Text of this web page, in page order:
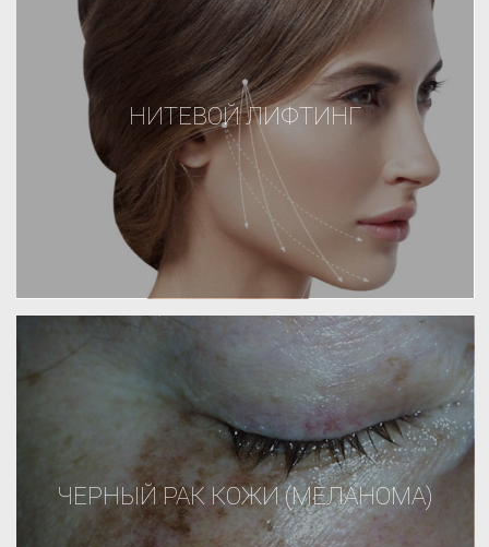
НИТЕВОЙ ЛИФТИНГ
ЧЕРНЫЙ РАК КОЖИ (МЕЛАНОМА)